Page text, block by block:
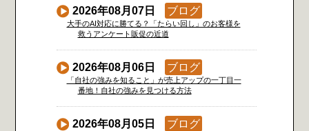
2026年08月07日 ブログ
大手のAI対応に勝てる？「たらい回し」のお客様を
救うアンケート販促の近道
2026年08月06日 ブログ
「自社の強みを知ること」が売上アップの一丁目一
番地！自社の強みを見つける方法
2026年08月05日 ブログ